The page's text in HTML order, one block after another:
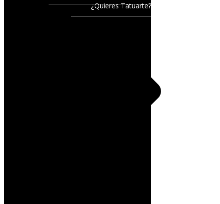
¿Quieres Tatuarte?